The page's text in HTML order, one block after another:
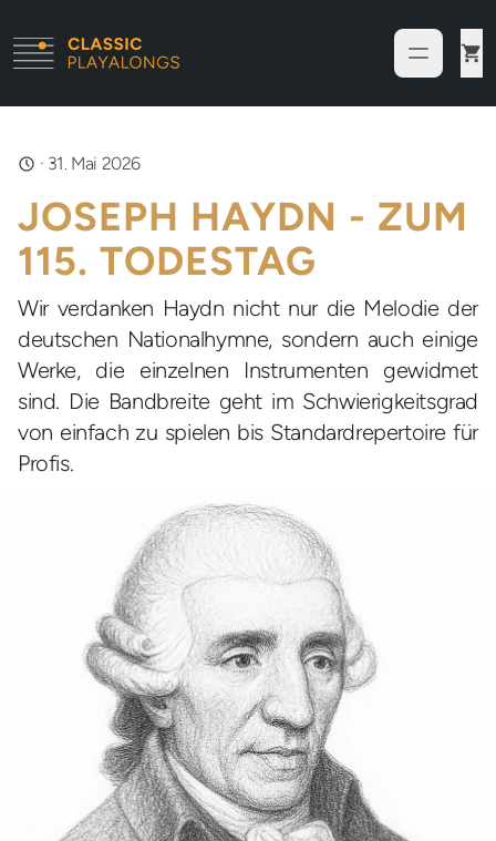
· 31. Mai 2026
JOSEPH HAYDN - ZUM
115. TODESTAG
Wir verdanken Haydn nicht nur die Melodie der
deutschen Nationalhymne, sondern auch einige
Werke, die einzelnen Instrumenten gewidmet
sind. Die Bandbreite geht im Schwierigkeitsgrad
von einfach zu spielen bis Standardrepertoire für
Profis.